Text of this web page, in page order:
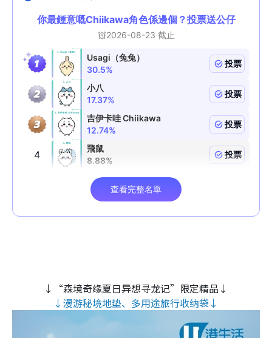
↓“森境奇缘夏日异想寻龙记”限定精品↓
↓漫游秘境地垫、多用途旅行收纳袋↓